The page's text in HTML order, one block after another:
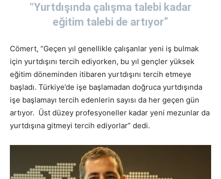
“Yurtdışında çalışma talebi kadar
eğitim talebi de artıyor”
Cömert, “Geçen yıl genellikle çalışanlar yeni iş bulmak
için yurtdışını tercih ediyorken, bu yıl gençler yüksek
eğitim döneminden itibaren yurtdışını tercih etmeye
başladı. Türkiye’de işe başlamadan doğruca yurtdışında
işe başlamayı tercih edenlerin sayısı da her geçen gün
artıyor. Üst düzey profesyoneller kadar yeni mezunlar da
yurtdışına gitmeyi tercih ediyorlar” dedi.